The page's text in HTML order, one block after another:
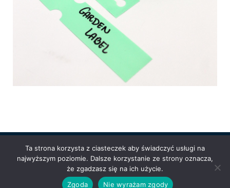
Powered byAnetpol.pl| © MS-Solutions 2025
Logowanie / rejestracja
Polityka prywatności
Ta strona korzysta z ciasteczek aby świadczyć usługi na
najwyższym poziomie. Dalsze korzystanie ze strony oznacza,
że zgadzasz się na ich użycie.
Zgoda
Nie wyrażam zgody